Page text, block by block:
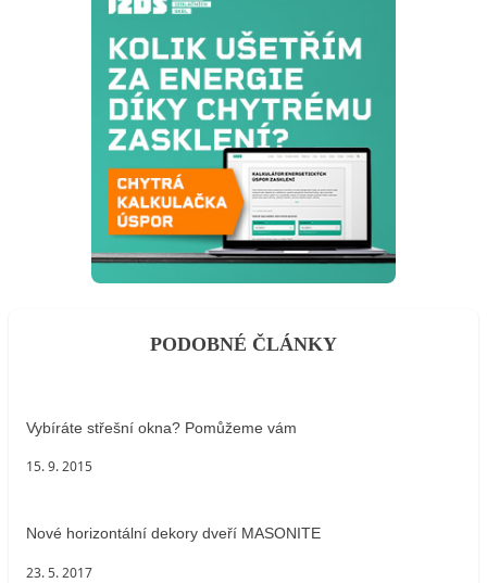
PODOBNÉ ČLÁNKY
Vybíráte střešní okna? Pomůžeme vám
15. 9. 2015
Nové horizontální dekory dveří MASONITE
23. 5. 2017